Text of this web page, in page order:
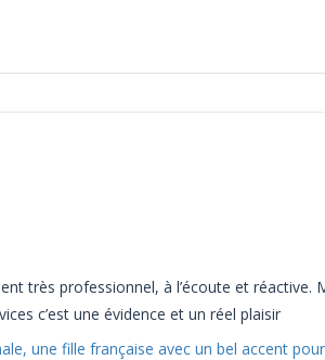
très professionnel, à l’écoute et réactive.
c’est une évidence et un réel plaisir
une fille française avec un bel accent